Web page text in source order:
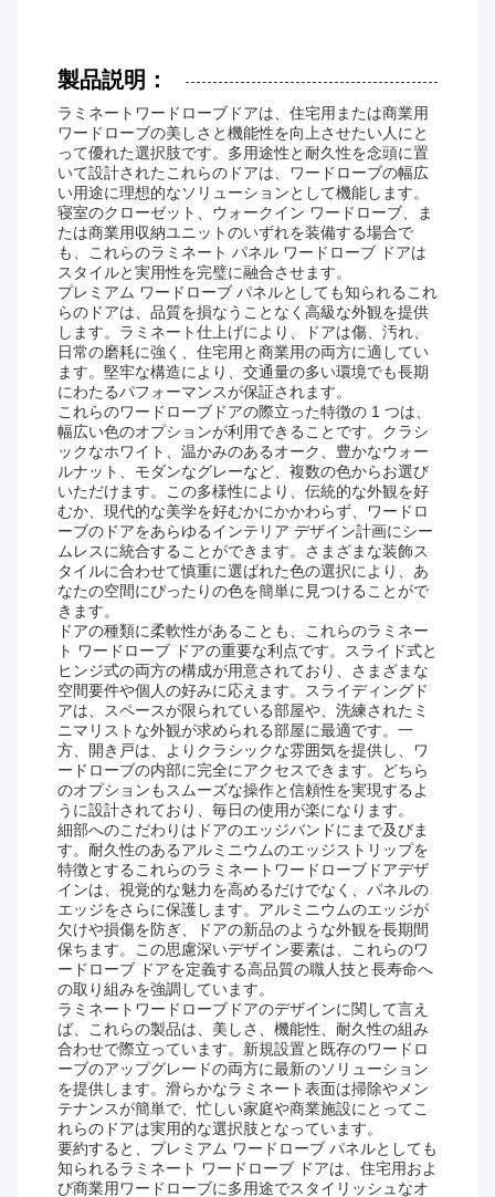
製品説明：
ラミネートワードローブドアは、住宅用または商業用
ワードローブの美しさと機能性を向上させたい人にと
って優れた選択肢です。多用途性と耐久性を念頭に置
いて設計されたこれらのドアは、ワードローブの幅広
い用途に理想的なソリューションとして機能します。
寝室のクローゼット、ウォークイン ワードローブ、ま
たは商業用収納ユニットのいずれを装備する場合で
も、これらのラミネート パネル ワードローブ ドアは
スタイルと実用性を完璧に融合させます。
プレミアム ワードローブ パネルとしても知られるこれ
らのドアは、品質を損なうことなく高級な外観を提供
します。ラミネート仕上げにより、ドアは傷、汚れ、
日常の磨耗に強く、住宅用と商業用の両方に適してい
ます。堅牢な構造により、交通量の多い環境でも長期
にわたるパフォーマンスが保証されます。
これらのワードローブドアの際立った特徴の 1 つは、
幅広い色のオプションが利用できることです。クラシ
ックなホワイト、温かみのあるオーク、豊かなウォー
ルナット、モダンなグレーなど、複数の色からお選び
いただけます。この多様性により、伝統的な外観を好
むか、現代的な美学を好むかにかかわらず、ワードロ
ーブのドアをあらゆるインテリア デザイン計画にシー
ムレスに統合することができます。さまざまな装飾ス
タイルに合わせて慎重に選ばれた色の選択により、あ
なたの空間にぴったりの色を簡単に見つけることがで
きます。
ドアの種類に柔軟性があることも、これらのラミネー
ト ワードローブ ドアの重要な利点です。スライド式と
ヒンジ式の両方の構成が用意されており、さまざまな
空間要件や個人の好みに応えます。スライディングド
アは、スペースが限られている部屋や、洗練されたミ
ニマリストな外観が求められる部屋に最適です。一
方、開き戸は、よりクラシックな雰囲気を提供し、ワ
ードローブの内部に完全にアクセスできます。どちら
のオプションもスムーズな操作と信頼性を実現するよ
うに設計されており、毎日の使用が楽になります。
細部へのこだわりはドアのエッジバンドにまで及びま
す。耐久性のあるアルミニウムのエッジストリップを
特徴とするこれらのラミネートワードローブドアデザ
インは、視覚的な魅力を高めるだけでなく、パネルの
エッジをさらに保護します。アルミニウムのエッジが
欠けや損傷を防ぎ、ドアの新品のような外観を長期間
保ちます。この思慮深いデザイン要素は、これらのワ
ードローブ ドアを定義する高品質の職人技と長寿命へ
の取り組みを強調しています。
ラミネートワードローブドアのデザインに関して言え
ば、これらの製品は、美しさ、機能性、耐久性の組み
合わせで際立っています。新規設置と既存のワードロ
ーブのアップグレードの両方に最新のソリューション
を提供します。滑らかなラミネート表面は掃除やメン
テナンスが簡単で、忙しい家庭や商業施設にとってこ
れらのドアは実用的な選択肢となっています。
要約すると、プレミアム ワードローブ パネルとしても
知られるラミネート ワードローブ ドアは、住宅用およ
び商業用ワードローブに多用途でスタイリッシュなオ